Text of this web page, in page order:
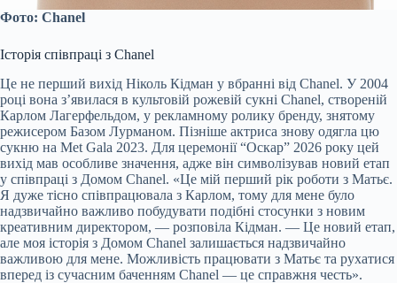
Фото: Chanel
Історія співпраці з Chanel
Це не перший вихід Ніколь Кідман у вбранні від Chanel. У 2004
році вона з’явилася в культовій рожевій сукні Chanel, створеній
Карлом Лагерфельдом, у рекламному ролику бренду, знятому
режисером Базом Лурманом. Пізніше актриса знову одягла цю
сукню на Met Gala 2023. Для церемонії “Оскар” 2026 року цей
вихід мав особливе значення, адже він символізував новий етап
у співпраці з Домом Chanel. «Це мій перший рік роботи з Матьє.
Я дуже тісно співпрацювала з Карлом, тому для мене було
надзвичайно важливо побудувати подібні стосунки з новим
креативним директором, — розповіла Кідман. — Це новий етап,
але моя історія з Домом Chanel залишається надзвичайно
важливою для мене. Можливість працювати з Матьє та рухатися
вперед із сучасним баченням Chanel — це справжня честь».